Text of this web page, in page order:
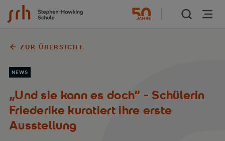
Zum Inhalt springen
ZUR ÜBERSICHT
NEWS
„Und sie kann es doch“ - Schülerin
Friederike kuratiert ihre erste
Ausstellung